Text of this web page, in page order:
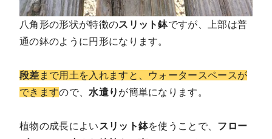
八角形の形状が特徴のスリット鉢ですが、上部は普
通の鉢のように円形になります。
段差 まで用土を入れますと、ウォータースペースが
できますので、 水遣り が簡単になります。
植物の成長によい スリット鉢を使うことで、 フロー